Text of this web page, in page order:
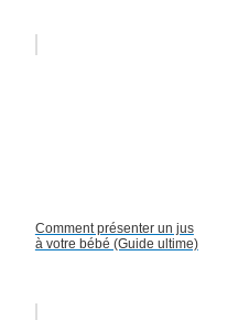
Comment présenter un jus
à votre bébé (Guide ultime)